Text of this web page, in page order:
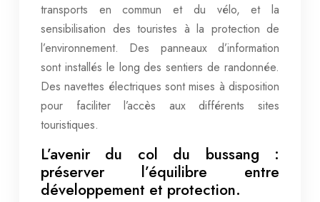
transports en commun et du vélo, et la
sensibilisation des touristes à la protection de
l’environnement. Des panneaux d’information
sont installés le long des sentiers de randonnée.
Des navettes électriques sont mises à disposition
pour faciliter l’accès aux différents sites
touristiques.
L’avenir du col du bussang :
préserver l’équilibre entre
développement et protection.